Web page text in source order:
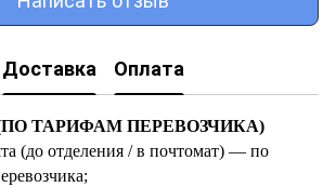
Доставка Оплата
(ПО ТАРИФАМ ПЕРЕВОЗЧИКА)
(до отделения / в почтомат) — по